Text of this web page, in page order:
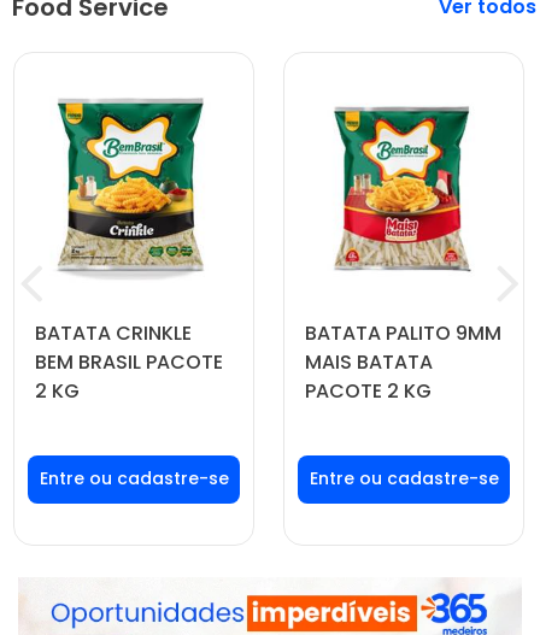
Food Service
BATATA CRINKLE
BEM BRASIL PACOTE
2 KG
Faça seu login ou
cadastre-se para
ver preços e
BATATA PALITO 9MM
MAIS BATATA
PACOTE 2 KG
Faça seu login ou
cadastre-se para
ver preços e